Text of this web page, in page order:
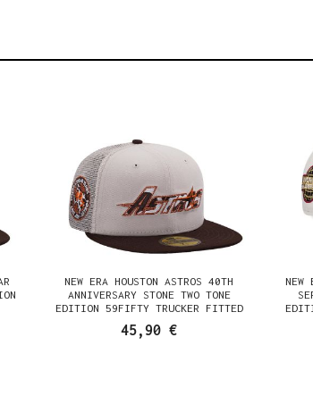
NEW ERA HOUSTON ASTROS 40TH
ANNIVERSARY STONE TWO TONE
EDITION 59FIFTY TRUCKER FITTED
CAP
45,90 €
NEW